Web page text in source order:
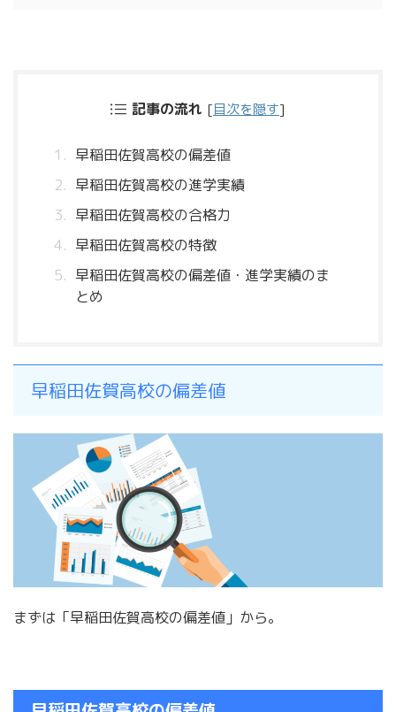
記事の流れ [目次を隠す]
早稲田佐賀高校の偏差値
早稲田佐賀高校の進学実績
早稲田佐賀高校の合格力
早稲田佐賀高校の特徴
早稲田佐賀高校の偏差値・進学実績のま
とめ
早稲田佐賀高校の偏差値
まずは「早稲田佐賀高校の偏差値」から。